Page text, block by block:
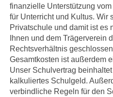
finanzielle Unterstützung
für Unterricht und Kultus. Wir
Privatschule und damit ist es
Ihnen und dem Trägerverein
Rechtsverhältnis
Gesamtkosten ist außerdem
Unser Schulvertrag
kalkuliertes Schulgeld.
verbindliche Regeln für den